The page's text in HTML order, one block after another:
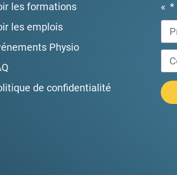
les formations
les emplois
Physio
de confidentialité
« *